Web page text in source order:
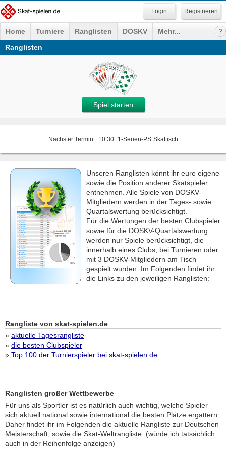
Registrieren
Home Turniere Ranglisten DOSKV
Mehr...
Ranglisten
Spiel starten
Nächster Termin: 10:30 1-Serien-PS Skattisch
Unseren Ranglisten könnt ihr eure eigene
sowie die Position anderer Skatspieler
entnehmen. Alle Spiele von DOSKV-
Mitgliedern werden in der Tages- sowie
Quartalswertung berücksichtigt.
Für die Wertungen der besten Clubspieler
sowie für die DOSKV-Quartalswertung
werden nur Spiele berücksichtigt, die
innerhalb eines Clubs, bei Turnieren oder
mit 3 DOSKV-Mitgliedern am Tisch
gespielt wurden. Im Folgenden findet ihr
die Links zu den jeweiligen Ranglisten:
Rangliste von skat-spielen.de
» aktuelle Tagesrangliste
» die besten Clubspieler
» Top 100 der Turnierspieler bei skat-spielen.de
Ranglisten großer Wettbewerbe
Für uns als Sportler ist es natürlich auch wichtig, welche Spieler
sich aktuell national sowie international die besten Plätze ergattern.
Daher findet ihr im Folgenden die aktuelle Rangliste zur Deutschen
Meisterschaft, sowie die Skat-Weltrangliste: (würde ich tatsächlich
auch in der Reihenfolge anzeigen)